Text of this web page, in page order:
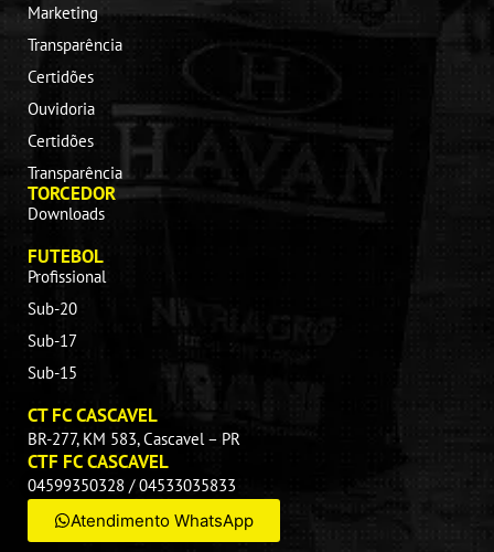
Marketing
Transparência
Certidões
Ouvidoria
Certidões
Transparência
TORCEDOR
Downloads
FUTEBOL
Profissional
Sub-20
Sub-17
Sub-15
CT FC CASCAVEL
BR-277, KM 583, Cascavel – PR
CTF FC CASCAVEL
04599350328 / 04533035833
Atendimento WhatsApp